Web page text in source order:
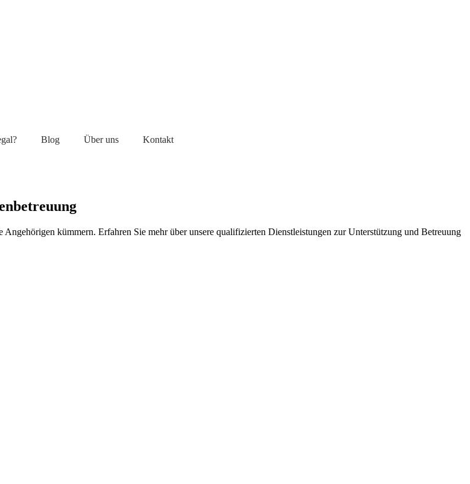
Blog Über uns Kontakt
kümmern. Erfahren Sie mehr über unsere qualifizierten Dienstleistungen zur Unterstützung und Betreuung